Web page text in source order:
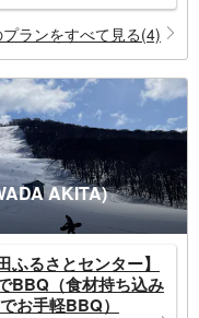
プランをすべて見る(4)
AKITA)
ふるさとセンター】
BBQ（食材持ち込み
お手軽BBQ）